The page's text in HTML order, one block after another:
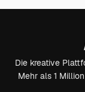
Die kreative
Mehr als 1